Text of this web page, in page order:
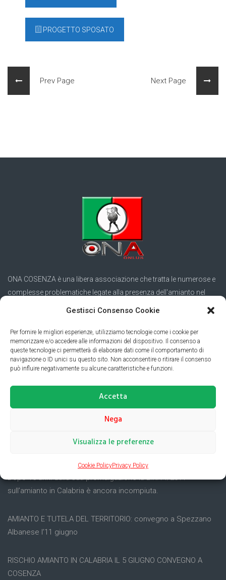
Gestisci Consenso Cookie
Per fornire le migliori esperienze, utilizziamo tecnologie come i cookie per
memorizzare e/o accedere alle informazioni del dispositivo. Il consenso a
queste tecnologie ci permetterà di elaborare dati come il comportamento di
navigazione o ID unici su questo sito. Non acconsentire o ritirare il consenso
può influire negativamente su alcune caratteristiche e funzioni.
Accetta
Nega
Visualizza le preferenze
Cookie PolicyPrivacy Policy
PROGETTO SPOSATO
Prev Page Next Page
ONA COSENZA è una libera associazione che tratta le numerose e
complesse problematiche legate alla presenza dell'amianto nel
SEGUICI SUI SOCIAL
ULTIME NEWS
Dopo 15 anni dalla sua promulgazione la L.R.14/2011
sull’amianto in Calabria è ancora incompiuta.
AMIANTO E TUTELA DEL TERRITORIO: convegno a Spezzano
Albanese l’11 giugno
RISCHIO AMIANTO IN CALABRIA IL 5 GIUGNO CONVEGNO A
COSENZA